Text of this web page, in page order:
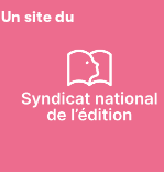
Un site du